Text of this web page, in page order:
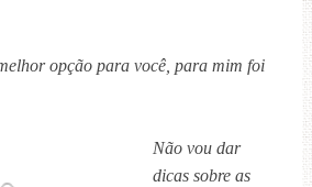
opção para você, para mim foi
Não vou dar
dicas sobre as